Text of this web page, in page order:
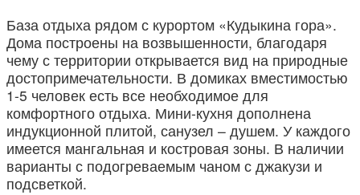
База отдыха рядом с курортом «Кудыкина гора».
Дома построены на возвышенности, благодаря
чему с территории открывается вид на природные
достопримечательности. В домиках вместимостью
1-5 человек есть все необходимое для
комфортного отдыха. Мини-кухня дополнена
индукционной плитой, санузел – душем. У каждого
имеется мангальная и костровая зоны. В наличии
варианты с подогреваемым чаном с джакузи и
подсветкой.